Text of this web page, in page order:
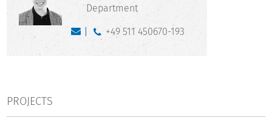
Department
+49 511 450670-193
PROJECTS